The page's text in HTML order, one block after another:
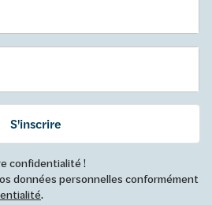
S'inscrire
confidentialité !
données personnelles conformément
.